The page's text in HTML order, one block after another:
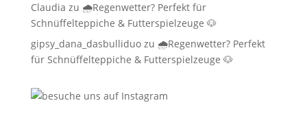
Claudia zu 🌧️Regenwetter? Perfekt für
Schnüffelteppiche & Futterspielzeuge 🐶
gipsy_dana_dasbulliduozu 🌧️Regenwetter? Perfekt
für Schnüffelteppiche & Futterspielzeuge 🐶